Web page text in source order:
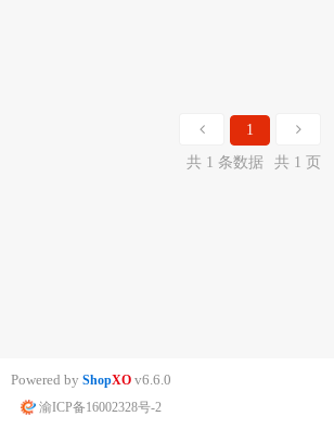
1
共 1 条数据
共 1 页
Powered by ShopXO v6.6.0
渝ICP备16002328号-2